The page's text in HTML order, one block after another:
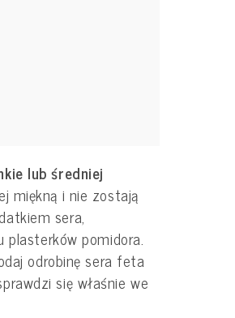
lub średniej
miękną i nie zostają
sera,
plasterków pomidora.
odrobinę sera feta
się właśnie we